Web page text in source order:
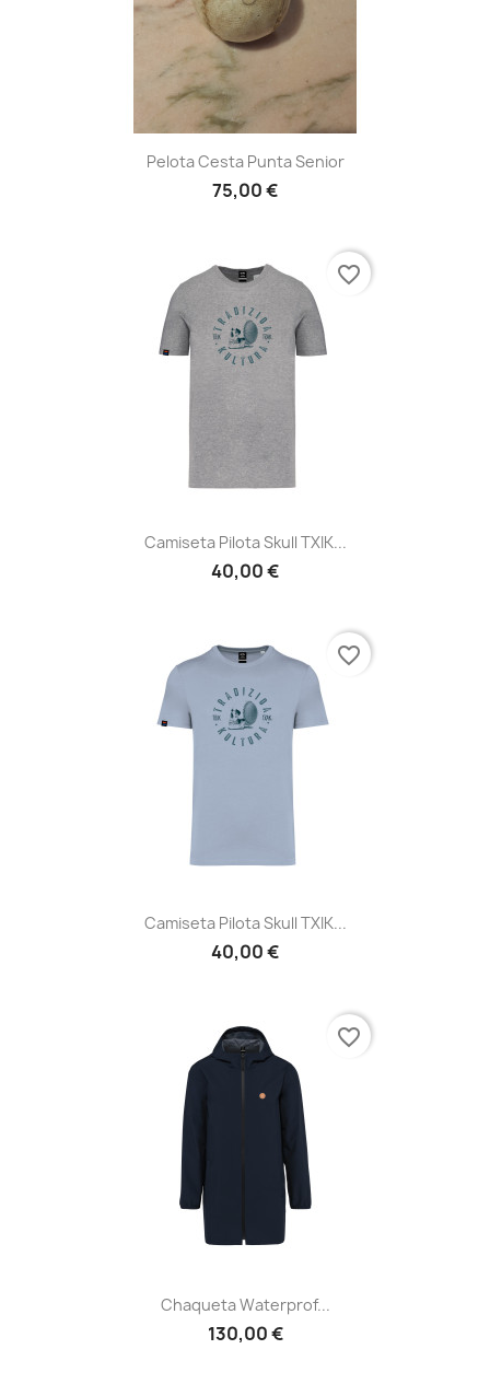
Pelota Cesta Punta Senior
75,00 €
Camiseta Pilota Skull TXIK...
40,00 €
favorite_border
Camiseta Pilota Skull TXIK...
40,00 €
favorite_border
Chaqueta Waterprof...
130,00 €
favorite_border